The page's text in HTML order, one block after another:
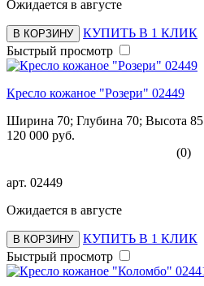
Ожидается в августе
В КОРЗИНУ
КУПИТЬ В 1 КЛИК
Быстрый просмотр
Кресло кожаное "Розери" 02449
Ширина 70; Глубина 70; Высота 85
120 000 руб.
(0)
арт. 02449
Ожидается в августе
В КОРЗИНУ
КУПИТЬ В 1 КЛИК
Быстрый просмотр